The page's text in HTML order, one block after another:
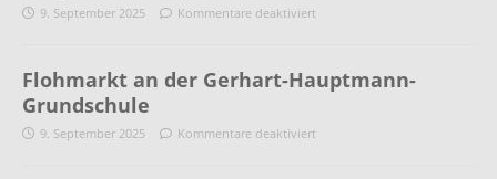
9. September 2025 Kommentare deaktiviert
Flohmarkt an der Gerhart-Hauptmann-
Grundschule
9. September 2025 Kommentare deaktiviert